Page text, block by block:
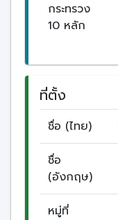
กระทรวง
10 หลัก
ที่ตั้ง
ชื่อ (ไทย)
ชื่อ
(อังกฤษ)
หมู่ที่